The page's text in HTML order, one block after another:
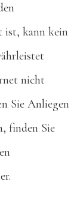
ist, kann kein
nicht
Sie Anliegen
finden Sie